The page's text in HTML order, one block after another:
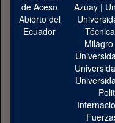
Azuay|
Milagro